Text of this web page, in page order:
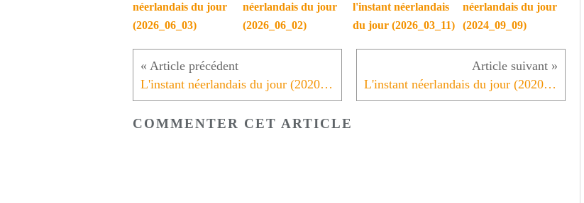
néerlandais du jour
(2026_06_03)
néerlandais du jour
(2026_06_02)
l'instant néerlandais
du jour (2026_03_11)
néerlandais du jour
(2024_09_09)
L'instant néerlandais du jour (2020_06_19): het glas L'instant néerlandais du jour (2020_06_23): de slippers
COMMENTER CET ARTICLE